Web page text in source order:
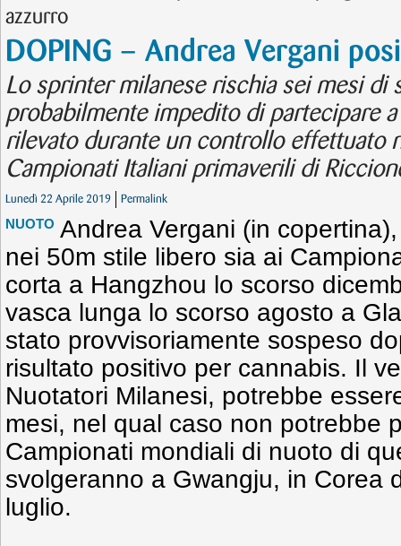
azzurro
DOPING – Andrea Vergani
Lo sprinter milanese rischia sei mesi di
probabilmente impedito di partecipare
rilevato durante un controllo effettuato
Campionati Italiani primaverili di
Lunedì 22 Aprile 2019 Permalink
NUOTO Andrea Vergani (in
nei 50m stile libero sia ai
corta a Hangzhou lo scorso
vasca lunga lo scorso agosto a
stato provvisoriamente sospeso
risultato positivo per cannabis. Il
Nuotatori Milanesi, potrebbe
mesi, nel qual caso non potrebbe
Campionati mondiali di nuoto di
svolgeranno a Gwangju, in Corea
luglio.